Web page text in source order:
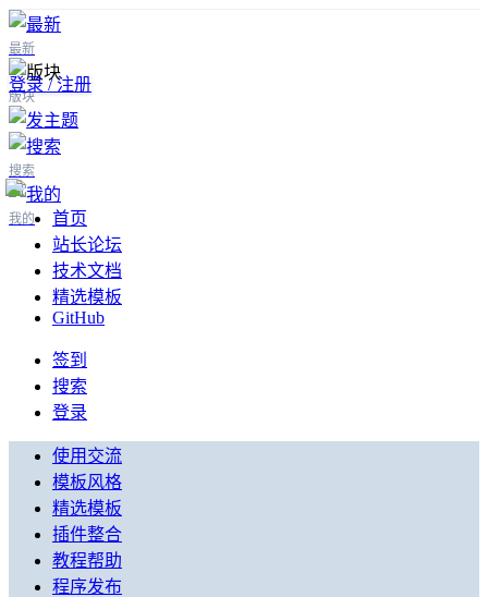
最新
版块
搜索
我的
登录 / 注册
首页
站长论坛
技术文档
精选模板
GitHub
签到
搜索
登录
使用交流
模板风格
精选模板
插件整合
教程帮助
程序发布